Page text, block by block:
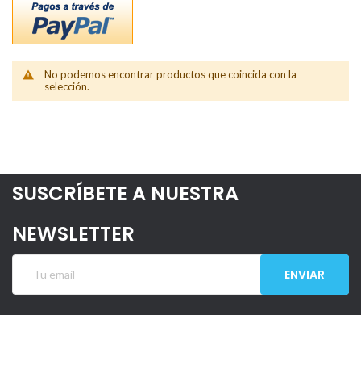
No podemos encontrar productos que coincida con la
selección.
SUSCRÍBETE A NUESTRA
NEWSLETTER
ENVIAR